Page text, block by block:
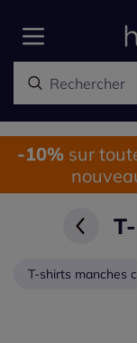
-10%sur
T-shirts manches